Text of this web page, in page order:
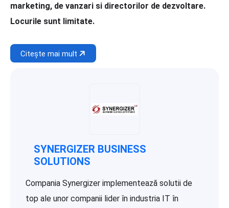
marketing, de vanzari si directorilor de dezvoltare.
Locurile sunt limitate.
Citește mai mult
SYNERGIZER BUSINESS
SOLUTIONS
Compania Synergizer implementează solutii de
top ale unor companii lider în industria IT în